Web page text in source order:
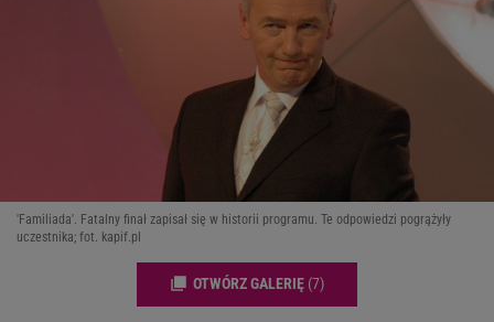
'Familiada'. Fatalny finał zapisał się w historii programu. Te odpowiedzi pogrążyły
uczestnika; fot. kapif.pl
OTWÓRZ GALERIĘ (7)